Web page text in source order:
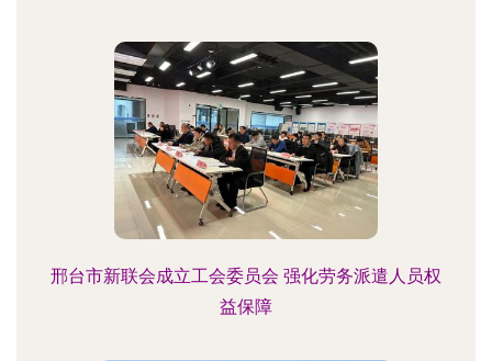
邢台市新联会成立工会委员会 强化劳务派遣人员权
益保障